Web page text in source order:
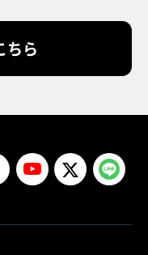
ちら